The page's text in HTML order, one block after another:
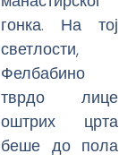
гонка. На тој
светлости,
Фелбабино
тврдо лице
оштрих црта
беше до пола